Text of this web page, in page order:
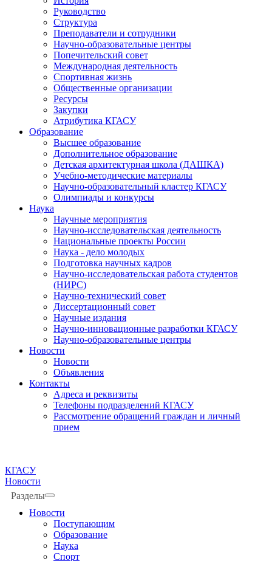
Руководство
Структура
Преподаватели и сотрудники
Научно-образовательные центры
Попечительский совет
Международная деятельность
Спортивная жизнь
Общественные организации
Ресурсы
Закупки
Атрибутика КГАСУ
Образование
Высшее образование
Дополнительное образование
Детская архитектурная школа (ДАШКА)
Учебно-методические материалы
Научно-образовательный кластер КГАСУ
Олимпиады и конкурсы
Наука
Научные мероприятия
Научно-исследовательская деятельность
Национальные проекты России
Наука - дело молодых
Подготовка научных кадров
Научно-исследовательская работа студентов
(НИРС)
Научно-технический совет
Диссертационный совет
Научные издания
Научно-инновационные разработки КГАСУ
Научно-образовательные центры
Новости
Новости
Объявления
Контакты
Адреса и реквизиты
Телефоны подразделений КГАСУ
Рассмотрение обращений граждан и личный
прием
КГАСУ
Новости
Разделы
Новости
Поступающим
Образование
Наука
Спорт